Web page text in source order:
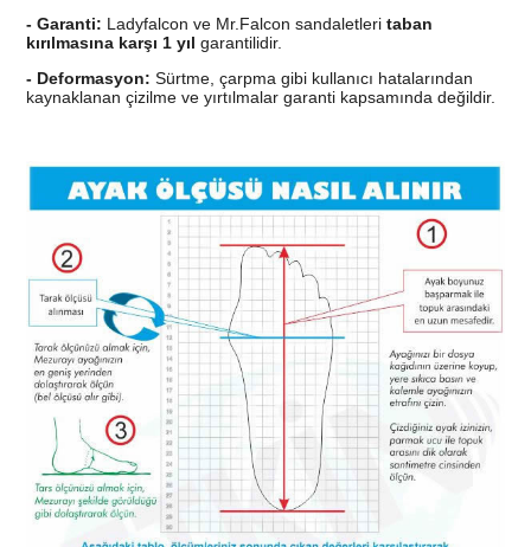
- Garanti: Ladyfalcon ve Mr.Falcon sandaletleri taban
kırılmasına karşı 1 yıl garantilidir.
- Deformasyon: Sürtme, çarpma gibi kullanıcı hatalarından
kaynaklanan çizilme ve yırtılmalar garanti kapsamında değildir.